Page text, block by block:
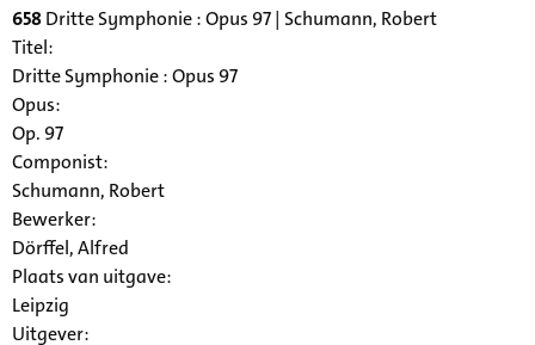
658Dritte Symphonie : Opus 97 | Schumann, Robert
Titel:
Dritte Symphonie : Opus 97
Opus:
Op. 97
Componist:
Schumann, Robert
Bewerker:
Dörffel, Alfred
Plaats van uitgave:
Leipzig
Uitgever: